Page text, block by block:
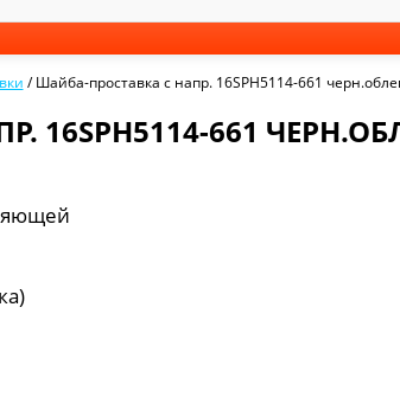
/Шайба-проставка с напр. 16SPH5114-661
16SPH5114-661